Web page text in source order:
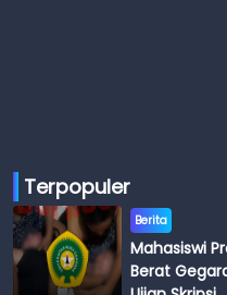
Terpopuler
Berita
Mahasiswi
Berat